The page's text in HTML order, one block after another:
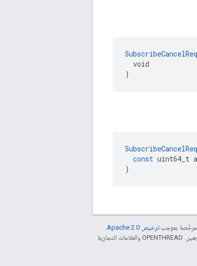
  void
)
const uint64_t
)
مرخّصة بموجبترخيص Apache 2.0‏
.
. إنّ Java هي علامة تجارية مسجَّلة لشركة Oracle و/أو شركائها التابعين. ‫OPENTHREAD والعلامات التجارية